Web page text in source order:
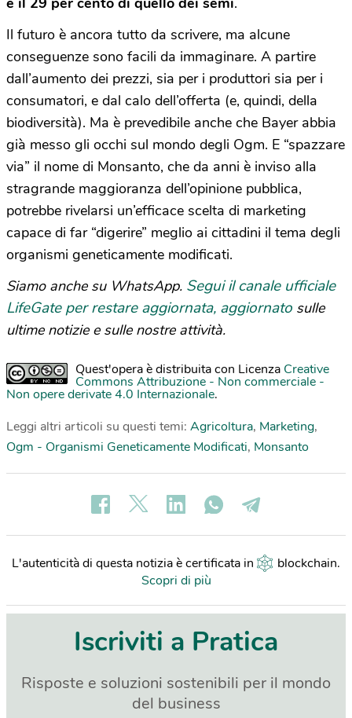
Il futuro è ancora tutto da scrivere, ma alcune
conseguenze sono facili da immaginare. A partire
dall’aumento dei prezzi, sia per i produttori sia per i
consumatori, e dal calo dell’offerta (e, quindi, della
biodiversità). Ma è prevedibile anche che Bayer abbia
già messo gli occhi sul mondo degli Ogm. E “spazzare
via” il nome di Monsanto, che da anni è inviso alla
stragrande maggioranza dell’opinione pubblica,
potrebbe rivelarsi un’efficace scelta di marketing
capace di far “digerire” meglio ai cittadini il tema degli
organismi geneticamente modificati.
Siamo anche su WhatsApp. Segui il canale ufficiale
LifeGate per restare aggiornata, aggiornato sulle
ultime notizie e sulle nostre attività.
Quest'opera è distribuita con Licenza Creative
Commons Attribuzione - Non commerciale -
Non opere derivate 4.0 Internazionale.
Leggi altri articoli su questi temi: Agricoltura, Marketing,
Ogm - Organismi Geneticamente Modificati, Monsanto
L'autenticità di questa notizia è certificata in blockchain.
Scopri di più
Iscriviti a Pratica
Risposte e soluzioni sostenibili per il mondo
del business